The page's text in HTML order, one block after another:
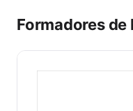
Formadores